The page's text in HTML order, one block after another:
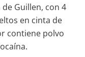
Guillen, con 4
en cinta de
contiene polvo